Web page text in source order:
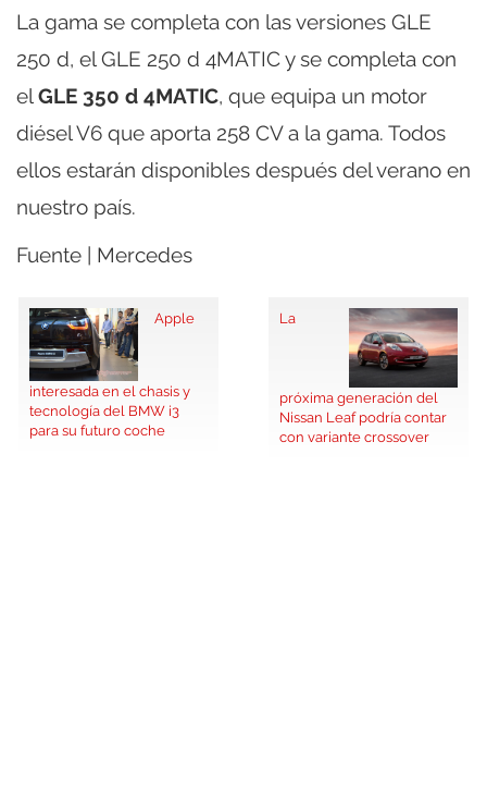
La gama se completa con las versiones GLE
250 d, el GLE 250 d 4MATIC y se completa con
elGLE 350 d 4MATIC, que equipa un motor
diésel V6 que aporta 258 CV a la gama. Todos
ellos estarán disponibles después del verano en
nuestro país.
Fuente | Mercedes
Apple
interesada en el chasis y
tecnología del BMW i3
para su futuro coche
La
próxima generación del
Nissan Leaf podría contar
con variante crossover